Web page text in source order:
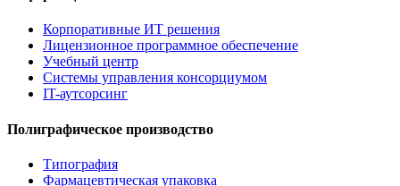
Корпоративные ИТ решения
Лицензионное программное обеспечение
Учебный центр
Системы управления консорциумом
IT-аутсорсинг
Полиграфическое производство
Типография
Фармацевтическая упаковка